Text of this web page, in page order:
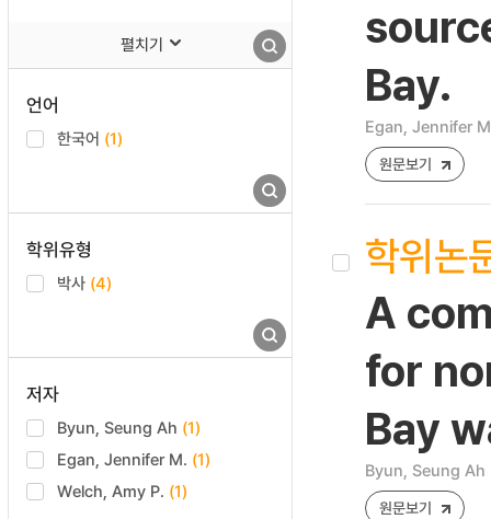
펼치기
언어
한국어 (1)
학위유형
박사 (4)
저자
Byun, Seung Ah (1)
Egan, Jennifer M. (1)
Welch, Amy P. (1)
Bay.
Egan, Jennifer
원문보기
학위논
A
for
Bay
Byun, Seung Ah
원문보기